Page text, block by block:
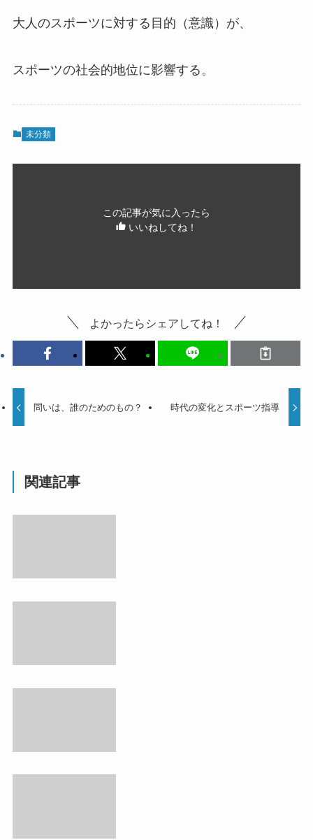
大人のスポーツに対する目的（意識）が、
スポーツの社会的地位に影響する。
未分類
この記事が気に入ったら
いいねしてね！
よかったらシェアしてね！
問いは、誰のためのもの？ 時代の変化とスポーツ指導
関連記事